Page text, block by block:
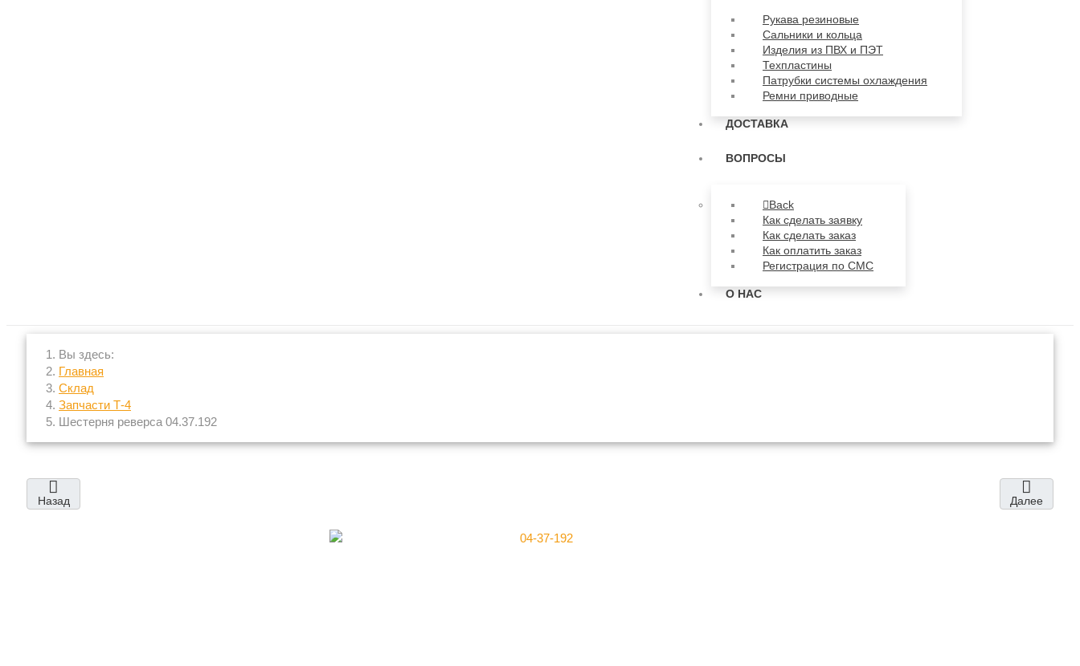
Рукава резиновые
Сальники и кольца
Изделия из ПВХ и ПЭТ
Техпластины
Патрубки системы охлаждения
Ремни приводные
ДОСТАВКА
ВОПРОСЫ
Back
Как сделать заявку
Как сделать заказ
Как оплатить заказ
Регистрация по СМС
О НАС
Вы здесь:
Главная
Склад
Запчасти Т-4
Шестерня реверса 04.37.192
Назад Далее